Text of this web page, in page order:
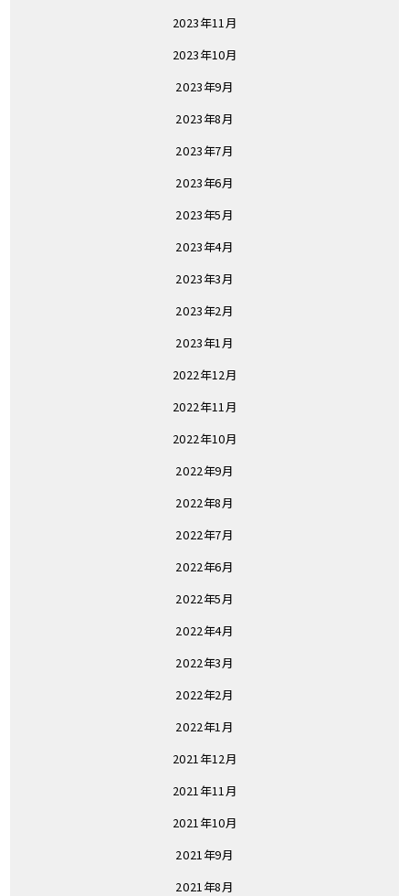
2023年11月
2023年10月
2023年9月
2023年8月
2023年7月
2023年6月
2023年5月
2023年4月
2023年3月
2023年2月
2023年1月
2022年12月
2022年11月
2022年10月
2022年9月
2022年8月
2022年7月
2022年6月
2022年5月
2022年4月
2022年3月
2022年2月
2022年1月
2021年12月
2021年11月
2021年10月
2021年9月
2021年8月